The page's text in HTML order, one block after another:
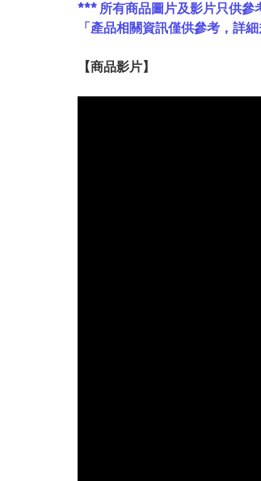
*** 所有商品圖片及影片只供
「產品相關資訊僅供參考，詳
【商品影片】